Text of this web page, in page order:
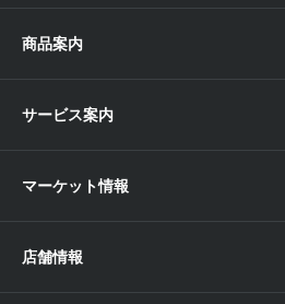
αポート
商品案内
欧米株
サービス案内
取引ツール
マーケット情報
店舗情報